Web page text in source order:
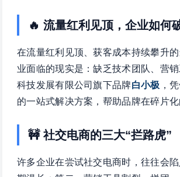
🔥 流量红利见顶，企业如何
在流量红利见顶、获客成本持续攀升
业面临的现实是：缺乏技术团队、营
科技发展有限公司旗下品牌白小极 ，
的一站式解决方案，帮助品牌在碎片
🚧 社交电商的三大“拦路虎”
许多企业在尝试社交电商时，往往会